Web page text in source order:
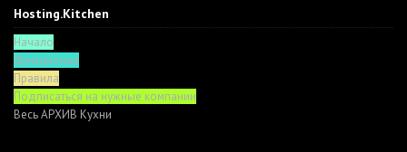
Hosting.Kitchen
Начало
Функционал
Правила
Подписаться на нужные компании
Весь АРХИВ Кухни